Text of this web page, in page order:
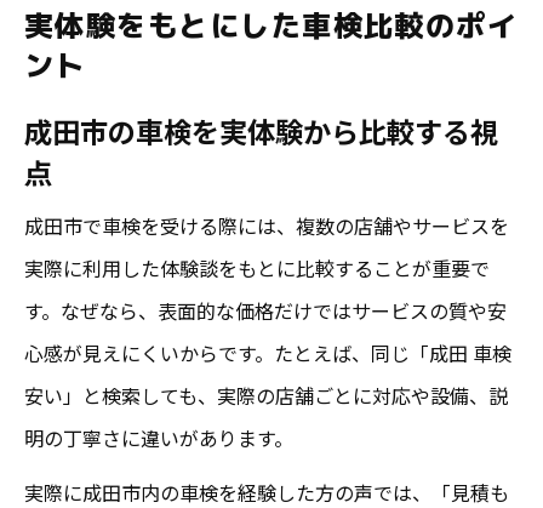
実体験をもとにした車検比較のポイ
ント
成田市の車検を実体験から比較する視
点
成田市で車検を受ける際には、複数の店舗やサービスを
実際に利用した体験談をもとに比較することが重要で
す。なぜなら、表面的な価格だけではサービスの質や安
心感が見えにくいからです。たとえば、同じ「成田 車検
安い」と検索しても、実際の店舗ごとに対応や設備、説
明の丁寧さに違いがあります。
実際に成田市内の車検を経験した方の声では、「見積も